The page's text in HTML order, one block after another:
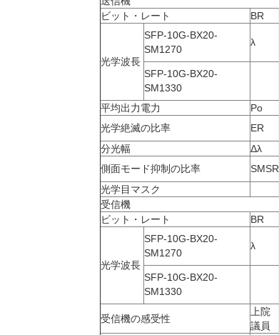
ビット・レート
BR
光学波長
SFP-10G-BX20-
SM1270
λ
SFP-10G-BX20-
SM1330
平均出力電力 Po
光学絶滅の比率
ER
分光幅
Δλ
側面モード抑制の比率
SMSR
光学目マスク
受信機
ビット・レート
BR
光学波長
SFP-10G-BX20-
SM1270
λ
SFP-10G-BX20-
SM1330
受信機の感受性
上院
議員